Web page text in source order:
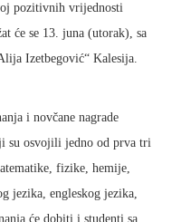
pozitivnih vrijednosti
će se 13. juna (utorak), sa
Izetbegović“ Kalesija.
i novčane nagrade
su osvojili jedno od prva tri
fizike, hemije,
jezika, engleskog jezika,
će dobiti i studenti sa